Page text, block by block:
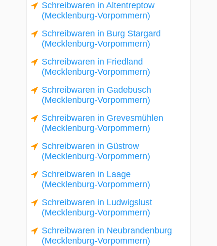
Schreibwaren in Altentreptow
(Mecklenburg-Vorpommern)
Schreibwaren in Burg Stargard
(Mecklenburg-Vorpommern)
Schreibwaren in Friedland
(Mecklenburg-Vorpommern)
Schreibwaren in Gadebusch
(Mecklenburg-Vorpommern)
Schreibwaren in Grevesmühlen
(Mecklenburg-Vorpommern)
Schreibwaren in Güstrow
(Mecklenburg-Vorpommern)
Schreibwaren in Laage
(Mecklenburg-Vorpommern)
Schreibwaren in Ludwigslust
(Mecklenburg-Vorpommern)
Schreibwaren in Neubrandenburg
(Mecklenburg-Vorpommern)